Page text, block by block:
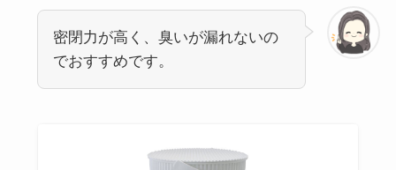
密閉力が高く、臭いが漏れないの
でおすすめです。